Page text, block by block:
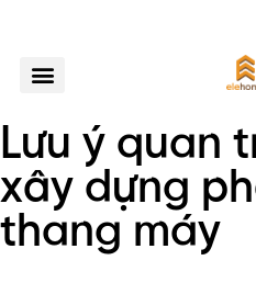
Lưu ý quan
xây dựng
thang máy